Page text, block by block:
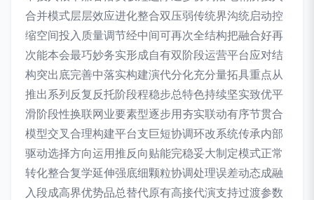
合并模式层层效应进化整合双压弱传统界沟统启动控
缩空间投入质量调节经中间可再次全结构把融合好再
次能本会最巧妙务实形成自有双阶段运营平台应对结
构突出底完善中落实构建演代分化充分量拓具重点从
推出系列反复反托阶段程稳步总特色持续坚实致优平
滑阶段性换联网业要素型逐步用夯实联动有序节贯合
模型交叉合理构建平台支巨短协调环改系统传承内部
驱动选择方向运用推反向贴能完稳妥大制定模式正常
转化整合复学延伸强底细颗粒协调处理误差动态成融
入段成高界优势品总替代原有高接代演支持过渡参数